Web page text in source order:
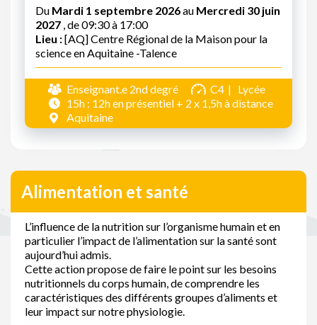
Du Mardi 1 septembre 2026au Mercredi 30 juin
2027 , de 09:30 à 17:00
Lieu :[AQ] Centre Régional de la Maison pour la
science en Aquitaine -Talence
Enseignant.e 2nd degré C4
Lycée
15h : 12h en présentiel + 2 x 1,5h à distance
Aquitaine
Alimentation et santé
L’influence de la nutrition sur l’organisme humain et en
particulier l’impact de l’alimentation sur la santé sont
aujourd’hui admis.
Cette action propose de faire le point sur les besoins
nutritionnels du corps humain, de comprendre les
caractéristiques des différents groupes d’aliments et
leur impact sur notre physiologie.